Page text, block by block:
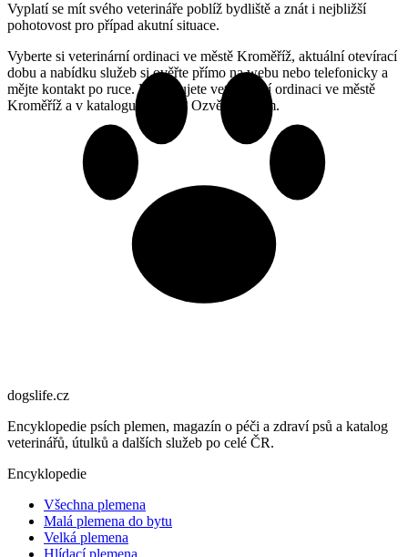
Vyplatí se mít svého veterináře poblíž bydliště a znát i nejbližší
pohotovost pro případ akutní situace.
Vyberte si veterinární ordinaci ve městě Kroměříž, aktuální otevírací
dobu a nabídku služeb si ověřte přímo na webu nebo telefonicky a
mějte kontakt po ruce. Provozujete veterinární ordinaci ve městě
Kroměříž a v katalogu chybíte? Ozvěte se nám.
dogslife.cz
Encyklopedie psích plemen, magazín o péči a zdraví psů a katalog
veterinářů, útulků a dalších služeb po celé ČR.
Encyklopedie
Všechna plemena
Malá plemena do bytu
Velká plemena
Hlídací plemena